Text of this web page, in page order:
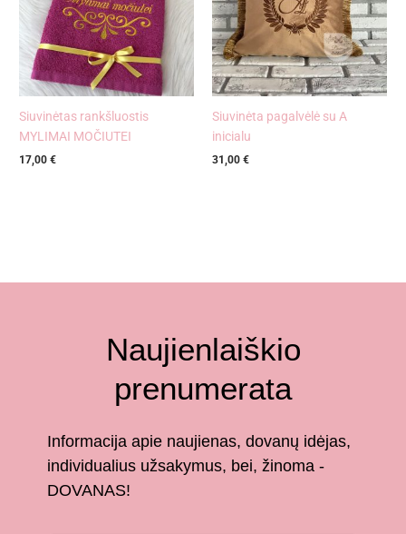
Siuvinėtas rankšluostis
MYLIMAI MOČIUTEI
17,00€
Siuvinėta pagalvėlė su A
inicialu
31,00 €
Naujienlaiškio
prenumerata
Informacija apie naujienas, dovanų idėjas,
individualius užsakymus, bei, žinoma -
DOVANAS!